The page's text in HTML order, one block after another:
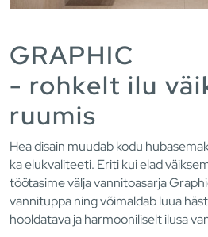
GRAPHIC
- rohkelt ilu
ruumis
Hea disain muudab kodu
ka elukvaliteeti. Eriti kui elad
töötasime välja vannitoasarja
vannituppa ning võimaldab luua
hooldatava ja harmooniliselt ilusa